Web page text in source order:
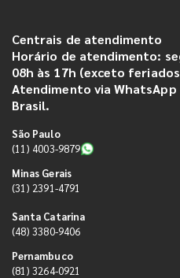
Centrais de atendimento
Horário de atendimento:
08h às 17h (exceto
Atendimento via
Brasil.
São Paulo
(11) 4003-9879
Minas Gerais
(31) 2391-4791
Santa Catarina
(48) 3380-9406
Pernambuco
(81) 3264-0921